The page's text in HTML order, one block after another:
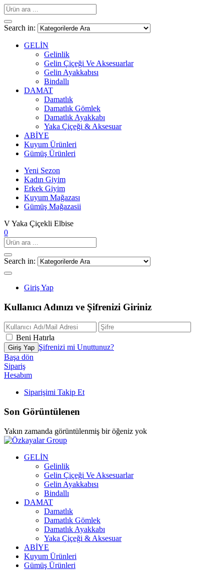
Search in:
GELİN
Gelinlik
Gelin Çiçeği Ve Aksesuarlar
Gelin Ayakkabısı
Bindallı
DAMAT
Damatlık
Damatlık Gömlek
Damatlık Ayakkabı
Yaka Çiçeği & Aksesuar
ABİYE
Kuyum Ürünleri
Gümüş Ürünleri
Yeni Sezon
Kadın Giyim
Erkek Giyim
Kuyum Mağazası
Gümüş Mağazasii
V Yaka Çiçekli Elbise
0
Search in:
Giriş Yap
Kullanıcı Adınızı ve Şifrenizi Giriniz
Beni Hatırla
Şifrenizi mi Unuttunuz?
Başa dön
Sipariş
Hesabım
Siparişimi Takip Et
Son Görüntülenen
Yakın zamanda görüntülenmiş bir öğeniz yok
GELİN
Gelinlik
Gelin Çiçeği Ve Aksesuarlar
Gelin Ayakkabısı
Bindallı
DAMAT
Damatlık
Damatlık Gömlek
Damatlık Ayakkabı
Yaka Çiçeği & Aksesuar
ABİYE
Kuyum Ürünleri
Gümüş Ürünleri